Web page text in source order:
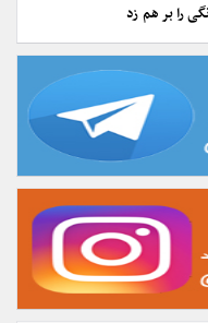
را بر هم زد